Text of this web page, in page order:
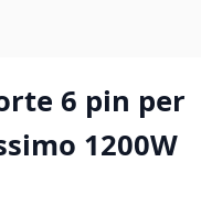
6 pin per
1200W